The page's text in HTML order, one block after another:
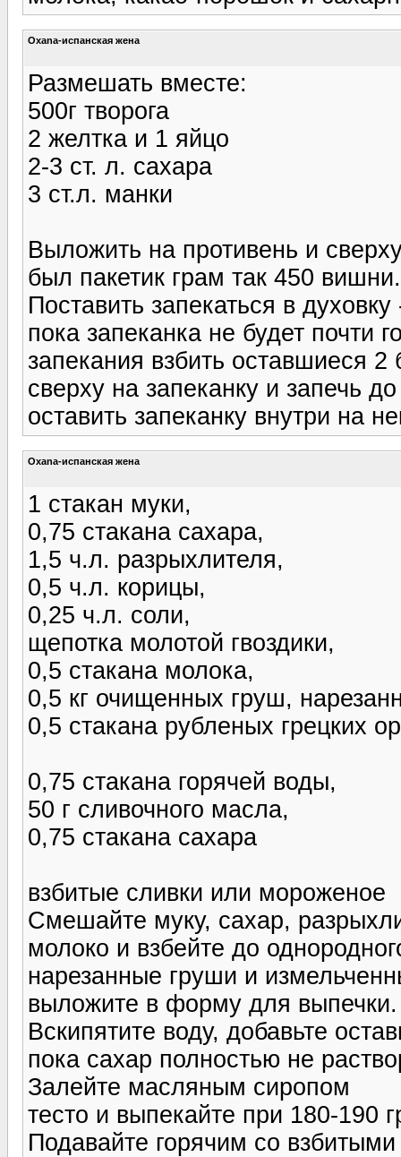
Oxana-испанская жена
Размешать вместе:
500г творога
2 желтка и 1 яйцо
2-3 ст. л. сахара
3 ст.л. манки
Выложить на противень и
был пакетик грам так 450 вишни.
Поставить запекаться в
пока запеканка не будет почти
запекания взбить оставшиеся
сверху на запеканку и запечь
оставить запеканку внутри на
Oxana-испанская жена
1 стакан муки,
0,75 стакана сахара,
1,5 ч.л. разрыхлителя,
0,5 ч.л. корицы,
0,25 ч.л. соли,
щепотка молотой гвоздики,
0,5 стакана молока,
0,5 кг очищенных груш,
0,5 стакана рубленых грецких
0,75 стакана горячей воды,
50 г сливочного масла,
0,75 стакана сахара
взбитые сливки или мороженое
Смешайте муку, сахар,
молоко и взбейте до
нарезанные груши и
выложите в форму для выпечки.
Вскипятите воду, добавьте
пока сахар полностью не
Залейте масляным сиропом
тесто и выпекайте при 180-190
Подавайте горячим со